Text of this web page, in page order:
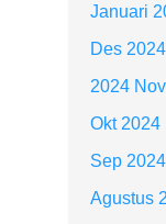
Januari
Des 2024
2024
Okt 2024
Sep 2024
Agustus